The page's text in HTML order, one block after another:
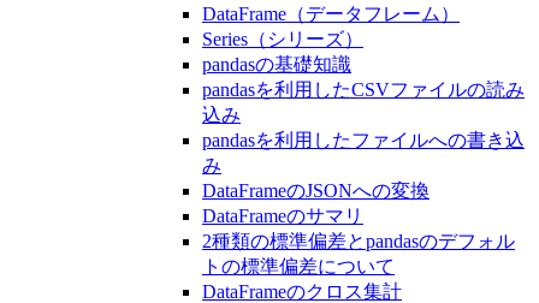
DataFrame（データフレーム）
Series（シリーズ）
pandasの基礎知識
pandasを利用したCSVファイルの読み
込み
pandasを利用したファイルへの書き込
み
DataFrameのJSONへの変換
DataFrameのサマリ
2種類の標準偏差とpandasのデフォル
トの標準偏差について
DataFrameのクロス集計